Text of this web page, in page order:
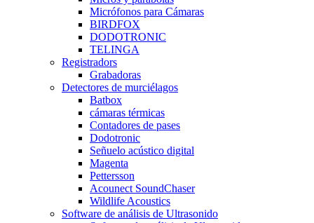
Micrófonos para Cámaras
BIRDFOX
DODOTRONIC
TELINGA
Registradors
Grabadoras
Detectores de murciélagos
Batbox
cámaras térmicas
Contadores de pases
Dodotronic
Señuelo acústico digital
Magenta
Pettersson
Acounect SoundChaser
Wildlife Acoustics
Software de análisis de Ultrasonido